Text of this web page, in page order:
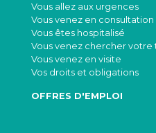
Vous allez aux urgences
Vous venez en consultation
Vous êtes hospitalisé
Vous venez chercher votre
Vous venez en visite
Vos droits et obligations
OFFRES D'EMPLOI